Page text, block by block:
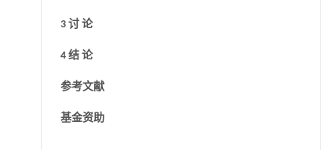
的影响机制与影响效应
3 讨 论
4 结 论
参考文献
基金资助